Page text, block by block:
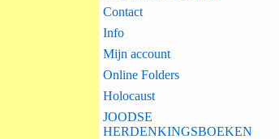
Contact
Info
Mijn account
Online Folders
Holocaust
JOODSE
HERDENKINGSBOEKEN